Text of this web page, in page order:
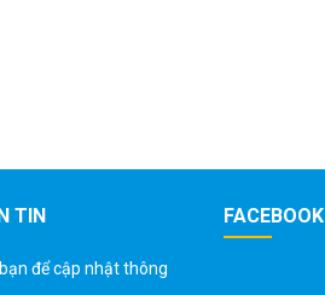
TIN
để cập nhật thông
FACEBOOK